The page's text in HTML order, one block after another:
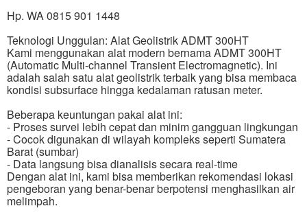
Hp. WA 0815 901 1448
Teknologi Unggulan: Alat Geolistrik ADMT 300HT
Kami menggunakan alat modern bernama ADMT 300HT
(Automatic Multi-channel Transient Electromagnetic). Ini
adalah salah satu alat geolistrik terbaik yang bisa membaca
kondisi subsurface hingga kedalaman ratusan meter.
Beberapa keuntungan pakai alat ini:
- Proses survei lebih cepat dan minim gangguan lingkungan
- Cocok digunakan di wilayah kompleks seperti Sumatera
Barat (sumbar)
- Data langsung bisa dianalisis secara real-time
Dengan alat ini, kami bisa memberikan rekomendasi lokasi
pengeboran yang benar-benar berpotensi menghasilkan air
melimpah.